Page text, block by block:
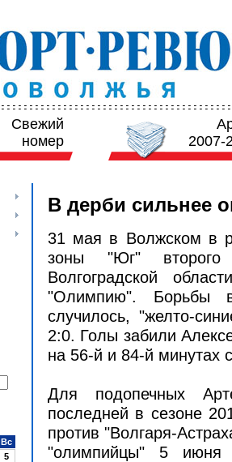
Свежий
номер
2007-
Вс
5
В дерби сильнее
31 мая в Волжском в
зоны "Юг" второго
Волгоградской
"Олимпию". Борьбы
случилось, "желто-
2:0. Голы забили
на 56-й и 84-й минутах
Для подопечных
последней в сезоне
против "Волгаря-
"олимпийцы" 5 июня